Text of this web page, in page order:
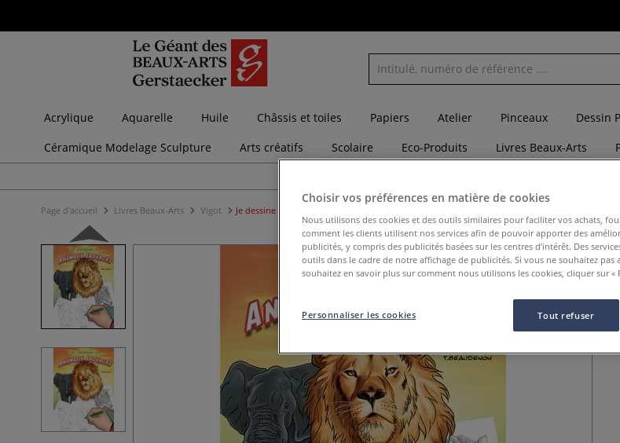
Acrylique Aquarelle Huile Châssis et toiles Papiers Atelier Pinceaux Dessin
Céramique Modelage Sculpture
Arts créatifs Scolaire Eco-Produits Livres Beaux-Arts
Page d'accueil Livres Beaux-Arts Vigot Je dessine des animaux sauvages
Choisir vos préférences en matière de cookies
Nous utilisons des cookies et des outils similaires pour faciliter vos achats,
comment les clients utilisent nos services afin de pouvoir apporter des
publicités, y compris des publicités basées sur les centres d’intérêt. Des
outils dans le cadre de notre affichage de publicités. Si vous ne souhaitez pas
souhaitez en savoir plus sur comment nous utilisons les cookies, cliquer sur «
Tout refuser
Personnaliser les cookies